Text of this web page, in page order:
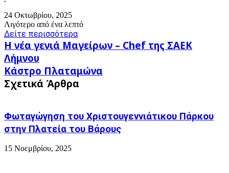
24 Οκτωβρίου, 2025
Λιγότερο από ένα λεπτό
Δείτε περισσότερα
Η
νέα
γενιά
Μαγείρων
–
Chef
ΣΑΕΚ
Λήμνου
Η νέα γενιά Μαγείρων – Chef της ΣΑΕΚ
Λήμνου
Κάστρο
Πλαταμώνα
Κάστρο Πλαταμώνα
Σχετικά Άρθρα
Φωταγώγηση του Χριστουγεννιάτικου Πάρκου
στην Πλατεία του Βάρους
15 Νοεμβρίου, 2025